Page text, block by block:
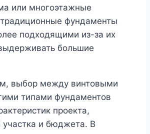
или многоэтажные
традиционные фундаменты
подходящими из-за их
большие
выбор между винтовыми
типами фундаментов
проекта,
участка и бюджета. В